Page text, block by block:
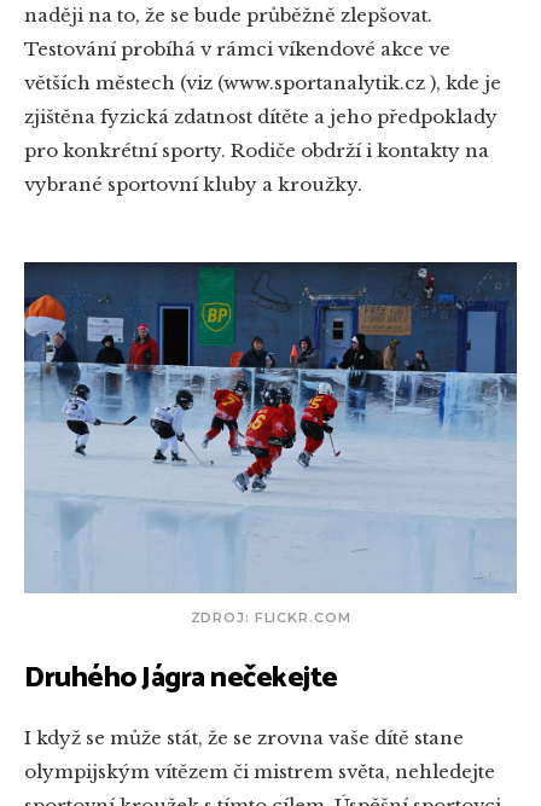
naději na to, že se bude průběžně zlepšovat.
Testování probíhá v rámci víkendové akce ve
větších městech (viz (www.sportanalytik.cz ), kde je
zjištěna fyzická zdatnost dítěte a jeho předpoklady
pro konkrétní sporty. Rodiče obdrží i kontakty na
vybrané sportovní kluby a kroužky.
ZDROJ: FLICKR.COM
Druhého Jágra nečekejte
I když se může stát, že se zrovna vaše dítě stane
olympijským vítězem či mistrem světa, nehledejte